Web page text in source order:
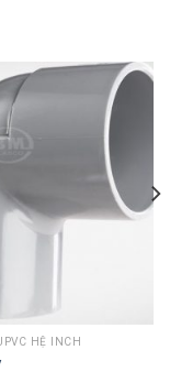
HỆ INCH